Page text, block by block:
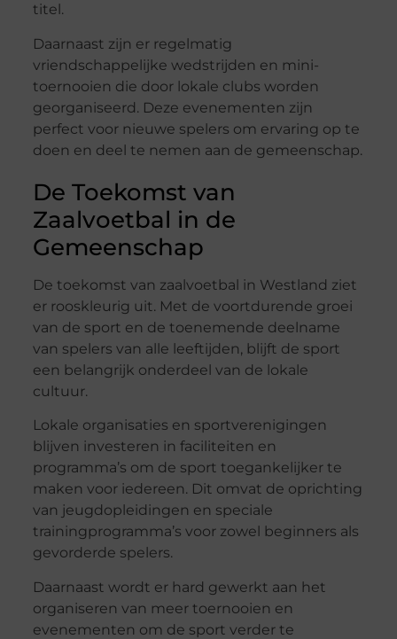
titel.
Daarnaast zijn er regelmatig
vriendschappelijke wedstrijden en mini-
toernooien die door lokale clubs worden
georganiseerd. Deze evenementen zijn
perfect voor nieuwe spelers om ervaring op te
doen en deel te nemen aan de gemeenschap.
De Toekomst van
Zaalvoetbal in de
Gemeenschap
De toekomst van zaalvoetbal in Westland ziet
er rooskleurig uit. Met de voortdurende groei
van de sport en de toenemende deelname
van spelers van alle leeftijden, blijft de sport
een belangrijk onderdeel van de lokale
cultuur.
Lokale organisaties en sportverenigingen
blijven investeren in faciliteiten en
programma’s om de sport toegankelijker te
maken voor iedereen. Dit omvat de oprichting
van jeugdopleidingen en speciale
trainingprogramma’s voor zowel beginners als
gevorderde spelers.
Daarnaast wordt er hard gewerkt aan het
organiseren van meer toernooien en
evenementen om de sport verder te